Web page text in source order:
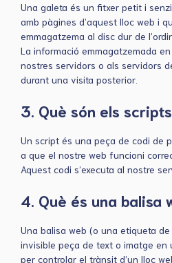
Una galeta és un fitxer petit i
amb pàgines d’aquest lloc web i
emmagatzema al disc dur de
La informació emmagatzemada
nostres servidors o als servidors
durant una visita posterior.
3. Què són els
Un script és una peça de codi de
a que el nostre web funcioni
Aquest codi s’executa al nostre
4. Què és una balisa
Una balisa web (o una etiqueta
invisible peça de text o imatge en
per controlar el trànsit d’un lloc